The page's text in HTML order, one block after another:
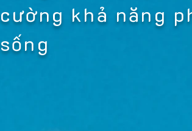
cường khả năng
sống